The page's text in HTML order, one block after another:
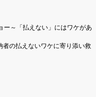
ー～「払えない」にはワケがあ
者の払えないワケに寄り添い救